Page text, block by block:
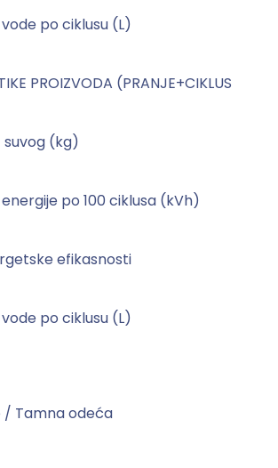
po ciklusu (L)
PROIZVODA (PRANJE+CIKLUS
(kg)
po 100 ciklusa (kVh)
efikasnosti
po ciklusu (L)
/ Tamna odeća